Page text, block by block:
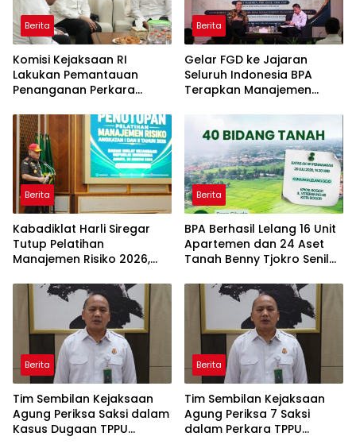
Berita
Komisi Kejaksaan RI
Lakukan Pemantauan
Penanganan Perkara
yang Melibatkan Mantan
Jampidsus, FA di
Kejaksaan Agung
Berita
Gelar FGD ke Jajaran
Seluruh Indonesia BPA
Terapkan Manajemen
Terintegrasi dan
Pemanfaatan AI
Berita
Kabadiklat Harli Siregar
Tutup Pelatihan
Manajemen Risiko 2026,
Agen Perubahan di Seluruh
Satker Kejaksaan
Berita
BPA Berhasil Lelang 16 Unit
Apartemen dan 24 Aset
Tanah Benny Tjokro Senilai
Berita
Tim Sembilan Kejaksaan
Agung Periksa Saksi dalam
Kasus Dugaan TPPU
Berita
Tim Sembilan Kejaksaan
Agung Periksa 7 Saksi
dalam Perkara TPPU